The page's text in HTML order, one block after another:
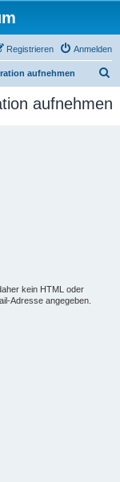
Anmelden
Registrieren
aufnehmen
c
aufnehmen
kein HTML oder
Adresse angegeben.